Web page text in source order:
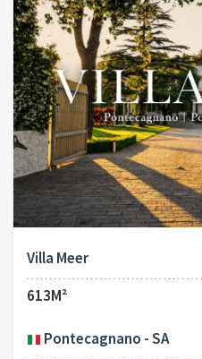
Villa Meer
613M²
Pontecagnano - SA